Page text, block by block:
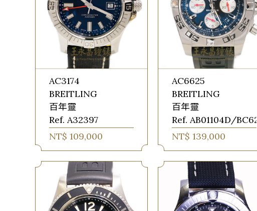
AC3174
BREITLING
百年靈
Ref. A32397
NT$ 109,000
AC6625
BREITLING
百年靈
Ref. AB01104D/BC62
NT$ 139,000